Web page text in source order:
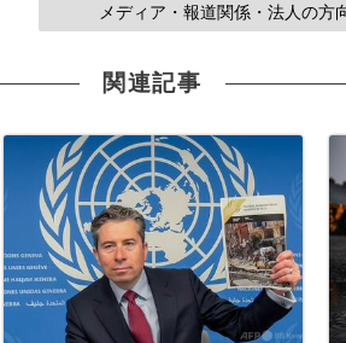
メディア・報道関係・法人の
関連記事